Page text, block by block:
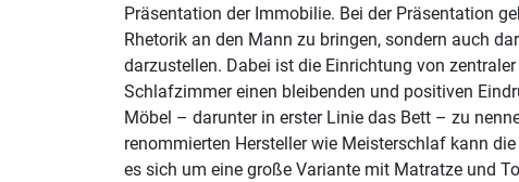
Präsentation der Immobilie. Bei der Präsentation
Rhetorik an den Mann zu bringen, sondern auch
darzustellen. Dabei ist die Einrichtung von
Schlafzimmer einen bleibenden und positiven
Möbel – darunter in erster Linie das Bett – zu
renommierten Hersteller wie Meisterschlaf kann
es sich um eine große Variante mit Matratze und